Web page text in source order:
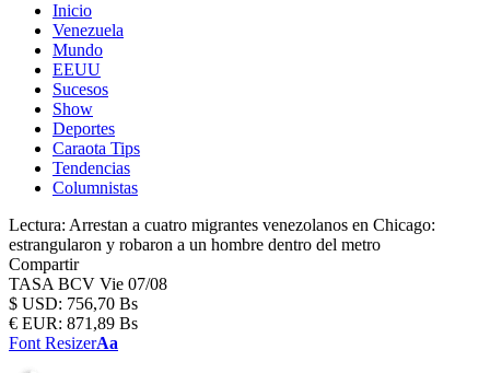
Inicio
Venezuela
Mundo
EEUU
Sucesos
Show
Deportes
Caraota Tips
Tendencias
Columnistas
Lectura: Arrestan a cuatro migrantes venezolanos en Chicago:
estrangularon y robaron a un hombre dentro del metro
Compartir
TASA BCV Vie 07/08
$ USD: 756,70 Bs
€ EUR: 871,89 Bs
Font ResizerAa